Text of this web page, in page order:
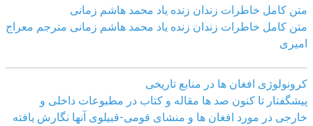
متن کامل خاطرات زندان زنده یاد محمد هاشم زمانی
متن کامل خاطرات زندان زنده یاد محمد هاشم زمانی مترجم معراج
امیری
کرونولوژی افغان ھا در منابع تاریخی
پیشگفتار تا کنون صد ھا مقاله و کتاب در مطبوعات داخلی و
خارجی در مورد افغان ھا و منشای قومی-قبیلوی آنھا نگارش یافته